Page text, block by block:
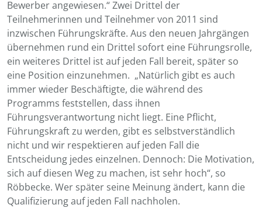
Bewerber angewiesen.“ Zwei Drittel der
Teilnehmerinnen und Teilnehmer von 2011 sind
inzwischen Führungskräfte. Aus den neuen Jahrgängen
übernehmen rund ein Drittel sofort eine Führungsrolle,
ein weiteres Drittel ist auf jeden Fall bereit, später so
eine Position einzunehmen. „Natürlich gibt es auch
immer wieder Beschäftigte, die während des
Programms feststellen, dass ihnen
Führungsverantwortung nicht liegt. Eine Pflicht,
Führungskraft zu werden, gibt es selbstverständlich
nicht und wir respektieren auf jeden Fall die
Entscheidung jedes einzelnen. Dennoch: Die Motivation,
sich auf diesen Weg zu machen, ist sehr hoch“, so
Röbbecke. Wer später seine Meinung ändert, kann die
Qualifizierung auf jeden Fall nachholen.